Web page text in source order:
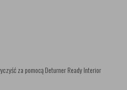
za pomocą Deturner Ready Interior